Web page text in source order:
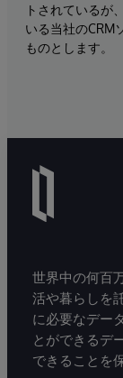
トされているが
いる当社のCRM
ものとします。
世界中の何百
活や暮らしを
に必要なデー
とができるデ
できることを